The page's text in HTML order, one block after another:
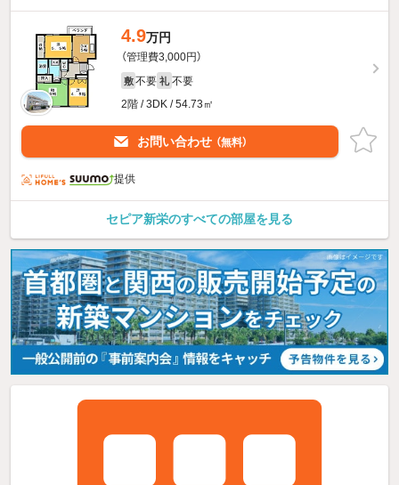
4.9万円
（管理費3,000円）
敷 不要 礼 不要
2階 / 3DK / 54.73㎡
お問い合わせ （無料）
提供
セピア新栄のすべての部屋を見る